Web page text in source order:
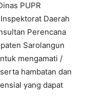
PUPR
Daerah
Perencana
Sarolangun
mengamati /
hambatan dan
yang dapat